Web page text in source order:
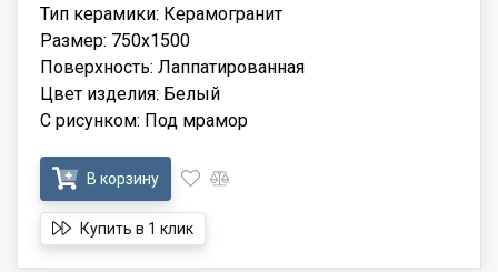
Тип керамики: Керамогранит
Размер: 750x1500
Поверхность: Лаппатированная
Цвет изделия: Белый
С рисунком: Под мрамор
В корзину
Купить в 1 клик